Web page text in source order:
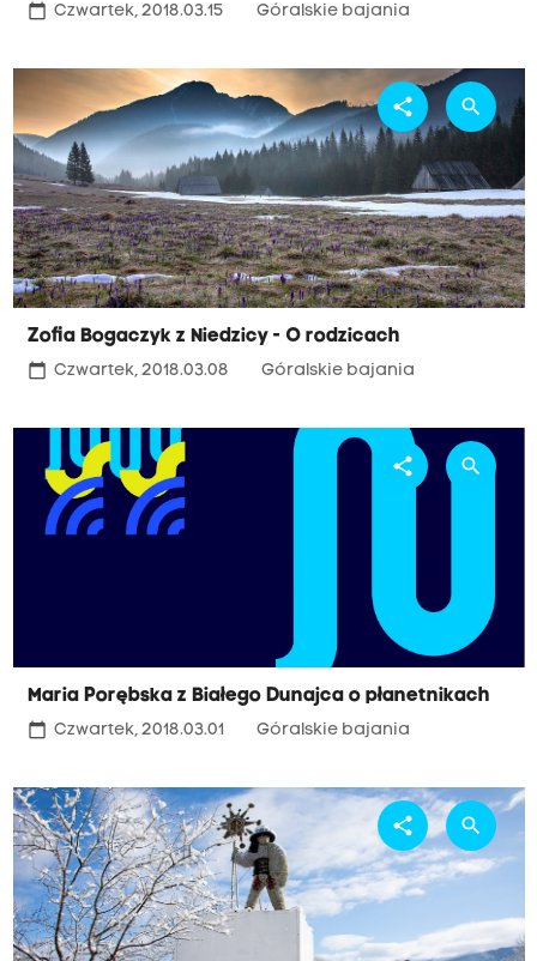
calendar_today Czwartek, 2018.03.15 Góralskie bajania
Zofia Bogaczyk z Niedzicy - O rodzicach
calendar_today Czwartek, 2018.03.08 Góralskie bajania
share search
Maria Porębska z Białego Dunajca o płanetnikach
calendar_today Czwartek, 2018.03.01 Góralskie bajania
share search
share search